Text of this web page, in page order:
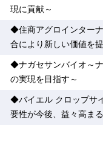
現に貢献～
◆住商アグロインター
合により新しい価値を
◆ナガセサンバイオ～
の実現を目指す～
◆バイエル クロップサ
要性が今後、益々高ま